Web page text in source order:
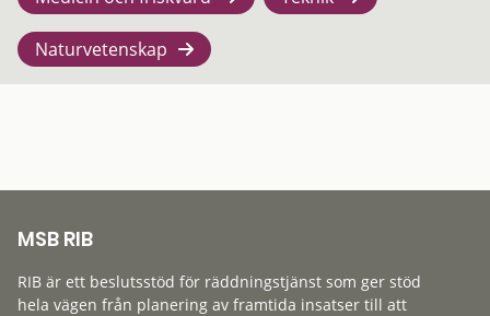
Naturvetenskap
MSB RIB
RIB är ett beslutsstöd för räddningstjänst som ger stöd
hela vägen från planering av framtida insatser till att